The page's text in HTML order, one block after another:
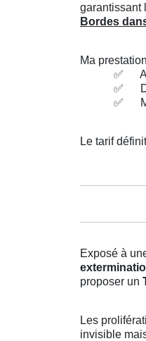
garantissant
Bordes
Ma
✅
✅
✅
Le tarif
Exposé à
proposer un
Les
invisible